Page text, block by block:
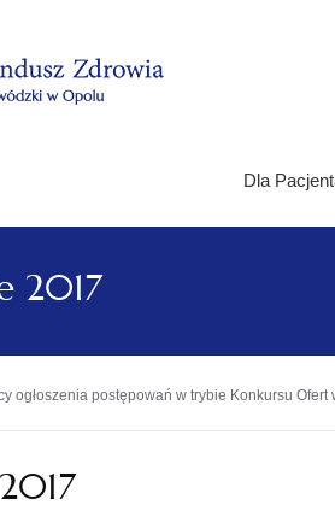
Dla
2017
ogłoszenia postępowań w trybie Konkursu